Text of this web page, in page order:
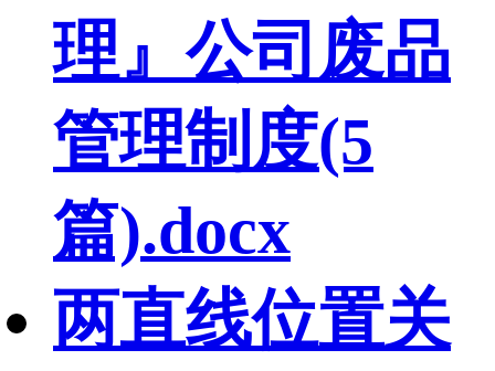
理』公司废品
管理制度(5
篇).docx
两直线位置关